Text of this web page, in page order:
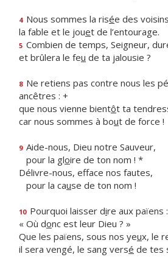
4 Nous sommes la risée des
la fable et le jouet de l’entourage.
5 Combien de temps, Seigneur,
et brûlera le feu de ta jalousie ?
8 Ne retiens pas contre nous les
ancêtres : +
que nous vienne bientôt ta
car nous sommes à bout de force !
9 Aide-nous, Dieu notre Sauveur,
pour la gloire de ton nom ! *
Délivre-nous, efface nos fautes,
pour la cause de ton nom !
10 Pourquoi laisser dire aux païens :
« Où donc est leur Dieu ? »
Que les païens, sous nos yeux, le
il sera vengé, le sang versé de tes